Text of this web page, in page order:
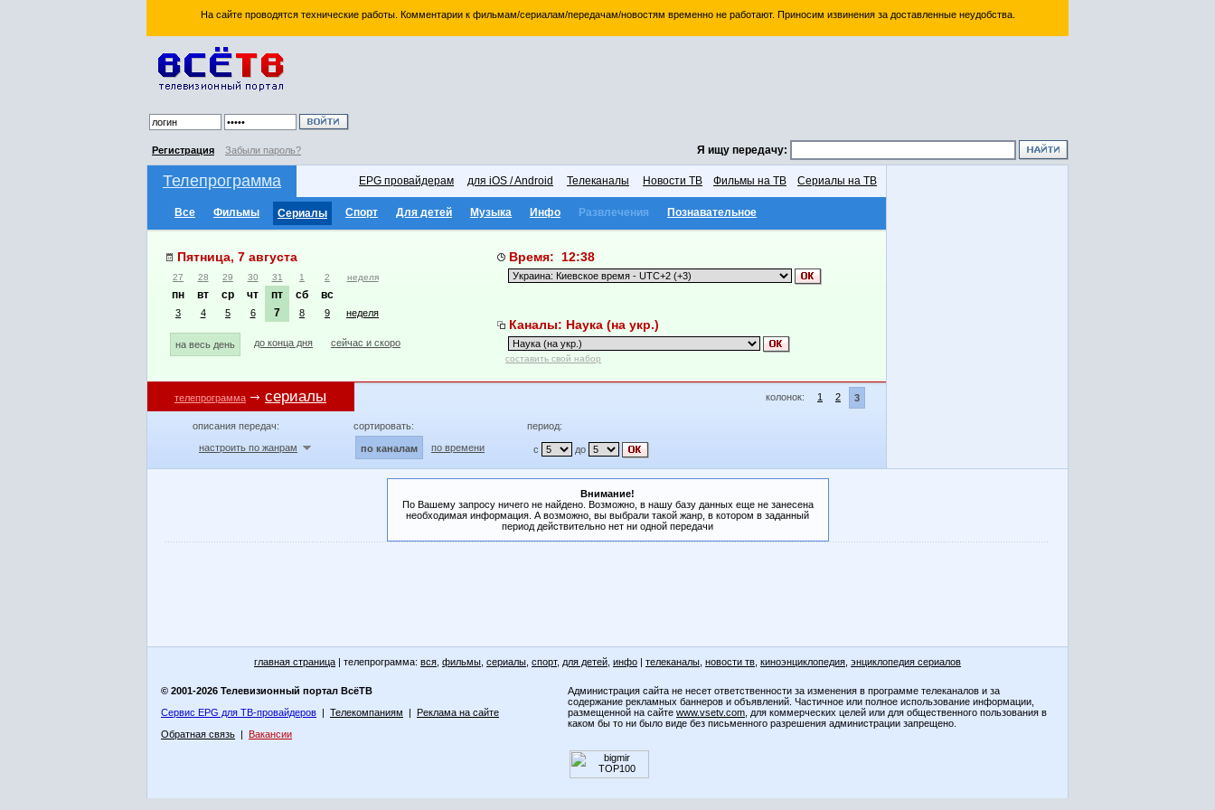
На сайте проводятся технические работы. Комментарии к фильмам/сериалам/передачам/новостям временно не работают. Приносим извинения за доставленные неудобства.
Регистрация Забыли пароль? Я ищу передачу:
Телепрограмма EPG провайдерам для iOS / Android Телеканалы Новости ТВ Фильмы на ТВ Сериалы на ТВ
Все Фильмы Сериалы Спорт Для детей Музыка Инфо Развлечения Познавательное
Пятница, 7 августа
27 28 29 30 31 1 2 неделя
пн вт ср чт пт сб вс
3 4 5 6 7 8 9 неделя
на весь день до конца дня сейчас и скоро
Время: 12:38
Каналы: Наука (на укр.)
составить свой набор
телепрограмма сериалы колонок: 1 2 3
описания передач:
настроить по жанрам
сортировать:
по каналам по времени
период:
с до
Внимание!
По Вашему запросу ничего не найдено. Возможно, в нашу базу данных еще не занесена
необходимая информация. А возможно, вы выбрали такой жанр, в котором в заданный
период действительно нет ни одной передачи
главная страница | телепрограмма: вся фильмы сериалы спорт, для детей инфо | телеканалы новости тв киноэнциклопедия энциклопедия сериалов
© 2001-2026 Телевизионный портал ВсёТВ
Сервис EPG для ТВ-провайдеров | Телекомпаниям | Реклама на сайте
Обратная связь | Вакансии
Администрация сайта не несет ответственности за изменения в программе телеканалов и за
содержание рекламных баннеров и объявлений. Частичное или полное использование информации,
размещенной на сайте www.vsetv.com , для коммерческих целей или для общественного пользования в
каком бы то ни было виде без письменного разрешения администрации запрещено.